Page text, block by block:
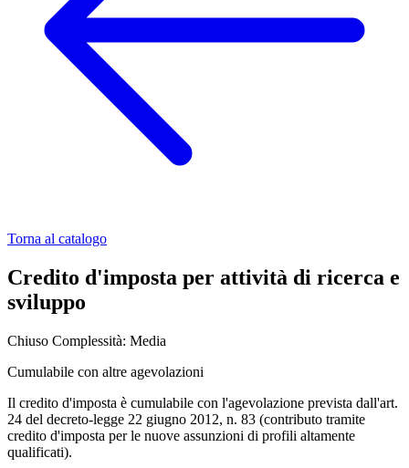
Torna al catalogo
Credito d'imposta per attività di ricerca e
sviluppo
Chiuso Complessità: Media
Cumulabile con altre agevolazioni
Il credito d'imposta è cumulabile con l'agevolazione prevista dall'art.
24 del decreto-legge 22 giugno 2012, n. 83 (contributo tramite
credito d'imposta per le nuove assunzioni di profili altamente
qualificati).